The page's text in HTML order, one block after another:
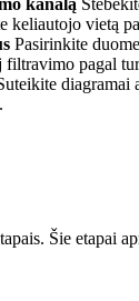
kanalą
keliautojo vietą
Pasirinkite
filtravimo pagal
diagramai
.
Šie etapai